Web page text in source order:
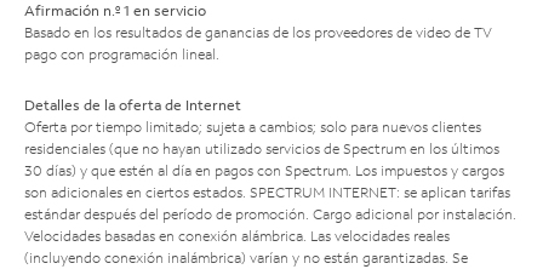
Afirmación n.º 1 en servicio
Basado en los resultados de ganancias de los proveedores de video de TV
pago con programación lineal.
Detalles de la oferta de Internet
Oferta por tiempo limitado; sujeta a cambios; solo para nuevos clientes
residenciales (que no hayan utilizado servicios de Spectrum en los últimos
30 días) y que estén al día en pagos con Spectrum. Los impuestos y cargos
son adicionales en ciertos estados. SPECTRUM INTERNET: se aplican tarifas
estándar después del período de promoción. Cargo adicional por instalación.
Velocidades basadas en conexión alámbrica. Las velocidades reales
(incluyendo conexión inalámbrica) varían y no están garantizadas. Se